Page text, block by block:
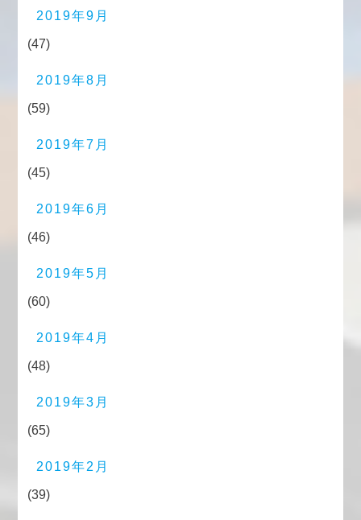
2019年9月
(47)
2019年8月
(59)
2019年7月
(45)
2019年6月
(46)
2019年5月
(60)
2019年4月
(48)
2019年3月
(65)
2019年2月
(39)